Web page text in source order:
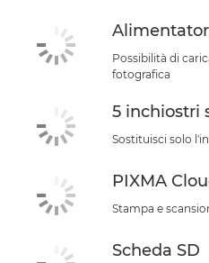
Possibilità di
fotografica
5 inchiostri
Sostituisci solo
PIXMA
Stampa e
Scheda SD